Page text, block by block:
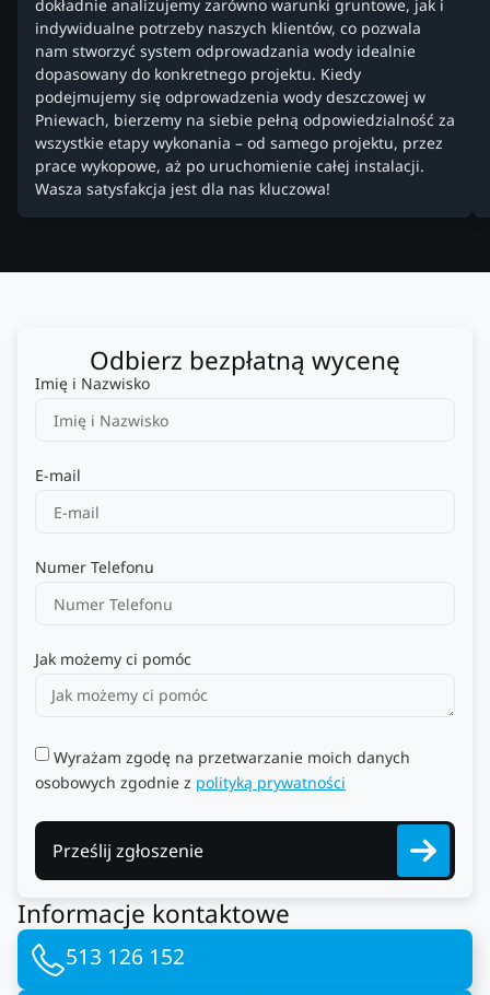
dokładnie analizujemy zarówno warunki gruntowe, jak i
indywidualne potrzeby naszych klientów, co pozwala
nam stworzyć system odprowadzania wody idealnie
dopasowany do konkretnego projektu. Kiedy
podejmujemy się odprowadzenia wody deszczowej w
Pniewach, bierzemy na siebie pełną odpowiedzialność za
wszystkie etapy wykonania – od samego projektu, przez
prace wykopowe, aż po uruchomienie całej instalacji.
Wasza satysfakcja jest dla nas kluczowa!
Odbierz bezpłatną wycenę
Imię i Nazwisko
E-mail
Numer Telefonu
Jak możemy ci pomóc
Wyrażam zgodę na przetwarzanie moich danych
osobowych zgodnie z polityką prywatności
Prześlij zgłoszenie
Informacje kontaktowe
513 126 152